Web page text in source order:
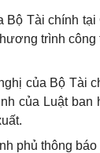
Bộ Tài chính
trình
của Bộ Tài
của Luật
phủ thông